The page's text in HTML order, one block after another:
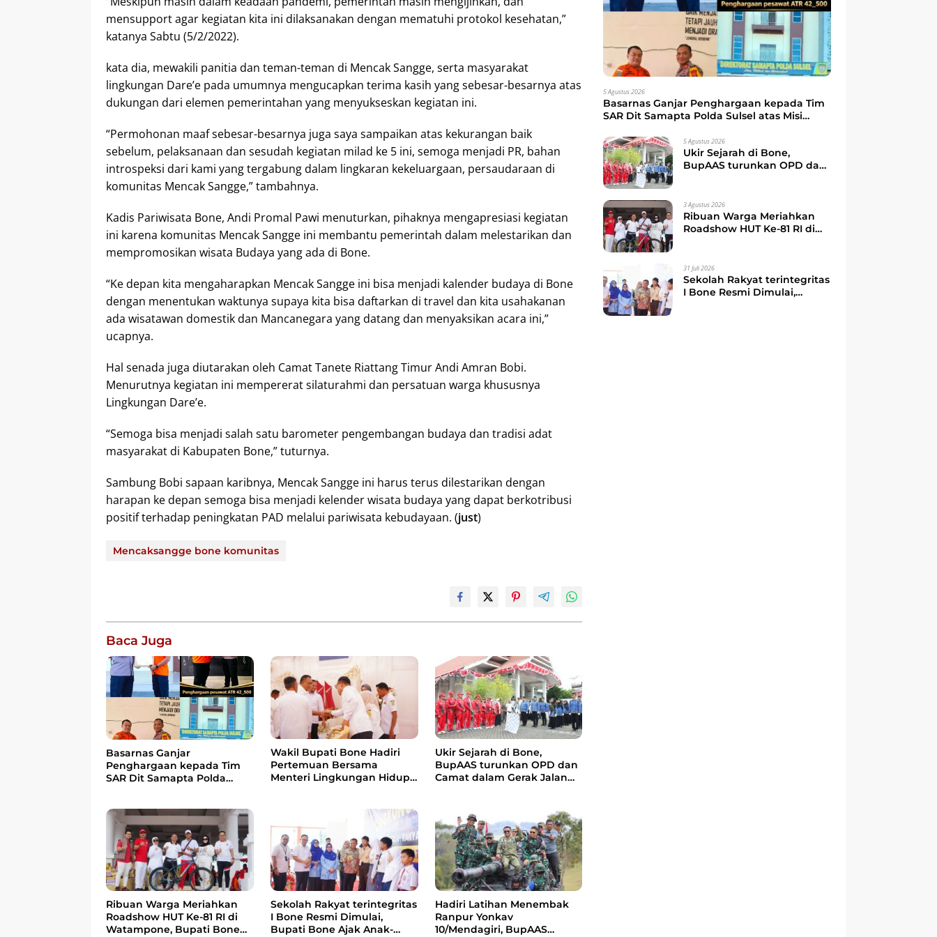
mensupport agar kegiatan kita ini dilaksanakan dengan mematuhi protokol kesehatan,”
katanya Sabtu (5/2/2022).
kata dia, mewakili panitia dan teman-teman di Mencak Sangge, serta masyarakat
lingkungan Dare’e pada umumnya mengucapkan terima kasih yang sebesar-besarnya atas
dukungan dari elemen pemerintahan yang menyukseskan kegiatan ini.
“Permohonan maaf sebesar-besarnya juga saya sampaikan atas kekurangan baik
sebelum, pelaksanaan dan sesudah kegiatan milad ke 5 ini, semoga menjadi PR, bahan
introspeksi dari kami yang tergabung dalam lingkaran kekeluargaan, persaudaraan di
komunitas Mencak Sangge,” tambahnya.
Kadis Pariwisata Bone, Andi Promal Pawi menuturkan, pihaknya mengapresiasi kegiatan
ini karena komunitas Mencak Sangge ini membantu pemerintah dalam melestarikan dan
mempromosikan wisata Budaya yang ada di Bone.
“Ke depan kita mengaharapkan Mencak Sangge ini bisa menjadi kalender budaya di Bone
dengan menentukan waktunya supaya kita bisa daftarkan di travel dan kita usahakanan
ada wisatawan domestik dan Mancanegara yang datang dan menyaksikan acara ini,”
ucapnya.
Hal senada juga diutarakan oleh Camat Tanete Riattang Timur Andi Amran Bobi.
Menurutnya kegiatan ini mempererat silaturahmi dan persatuan warga khususnya
Lingkungan Dare’e.
“Semoga bisa menjadi salah satu barometer pengembangan budaya dan tradisi adat
masyarakat di Kabupaten Bone,” tuturnya.
Sambung Bobi sapaan karibnya, Mencak Sangge ini harus terus dilestarikan dengan
harapan ke depan semoga bisa menjadi kelender wisata budaya yang dapat berkotribusi
positif terhadap peningkatan PAD melalui pariwisata kebudayaan. (just)
Mencaksangge bone komunitas
Baca Juga
Basarnas Ganjar
Penghargaan kepada Tim
SAR Dit Samapta Polda
Wakil Bupati Bone Hadiri
Pertemuan Bersama
Menteri Lingkungan Hidup,
Ukir Sejarah di Bone,
BupAAS turunkan OPD dan
Camat dalam Gerak Jalan
Ribuan Warga Meriahkan
Roadshow HUT Ke-81 RI di
Watampone, Bupati Bone
Sekolah Rakyat terintegritas
I Bone Resmi Dimulai,
Bupati Bone Ajak Anak-
Hadiri Latihan Menembak
Ranpur Yonkav
10/Mendagiri, BupAAS
5 Agustus 2026
Basarnas Ganjar Penghargaan kepada Tim
SAR Dit Samapta Polda Sulsel atas Misi
5 Agustus 2026
Ukir Sejarah di Bone,
BupAAS turunkan OPD dan
3 Agustus 2026
Ribuan Warga Meriahkan
Roadshow HUT Ke-81 RI di
Kebersamaan dan
Semangat Membangun
Daerah
31 Juli 2026
Sekolah Rakyat terintegritas
I Bone Resmi Dimulai,